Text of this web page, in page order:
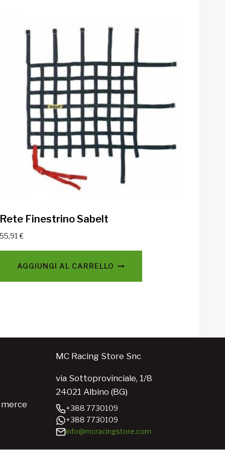
Rete Finestrino Sabelt
55,91€
AGGIUNGI AL CARRELLO
MC Racing Store Snc
via Sottoprovinciale, 1/8
24021 Albino (BG)
+388 7730109
+388 7730109
info@mcracingstore.com